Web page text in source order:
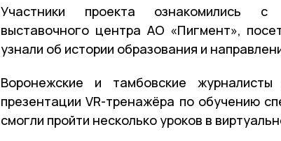
Участники проекта ознакомились с
выставочного центра АО «Пигмент»,
узнали об истории образования и
Воронежские и тамбовские
презентации VR-тренажёра по обучению
смогли пройти несколько уроков в